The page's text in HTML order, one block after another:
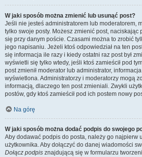
W jaki sposób można zmienić lub usunąć post?
Jeśli nie jesteś administratorem lub moderatorem,
tylko swoje posty. Możesz zmienić post, naciskając
się przy danym poście. Czasami można to zrobić
jego napisaniu. Jeżeli ktoś odpowiedział na ten
się informacja ile razy i kiedy ostatni raz post był
wyświetli się tylko wtedy, jeśli ktoś zamieścił pod
post zmienił moderator lub administrator,
wyświetlona. Administratorzy i moderatorzy mogą
informacją, dlaczego ten post zmieniali. Zwykli
postów, gdy ktoś zamieścił pod ich postem nowy
Na górę
W jaki sposób można dodać podpis do swojego
Aby dodawać podpis do posta, należy go najpierw
użytkownika. Aby dołączyć do danej wiadomości
Dołącz podpis znajdującą się w formularzu